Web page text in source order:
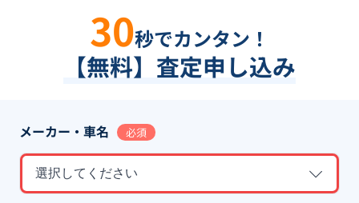
30秒でカンタン！
【無料】査定申し込み
メーカー・車名 必須
選択してください